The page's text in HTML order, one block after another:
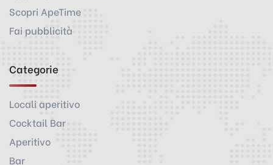
Scopri ApeTime
Fai pubblicità
Categorie
Locali aperitivo
Cocktail Bar
Aperitivo
Bar